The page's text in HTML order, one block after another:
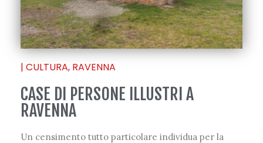
| CULTURA, RAVENNA
CASE DI PERSONE ILLUSTRI A
RAVENNA
Un censimento tutto particolare individua per la